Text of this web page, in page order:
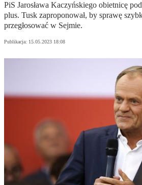
PiS Jarosława Kaczyńskiego obietnicę
plus. Tusk zaproponował, by sprawę
przegłosować w Sejmie.
Publikacja: 15.05.2023 18:08